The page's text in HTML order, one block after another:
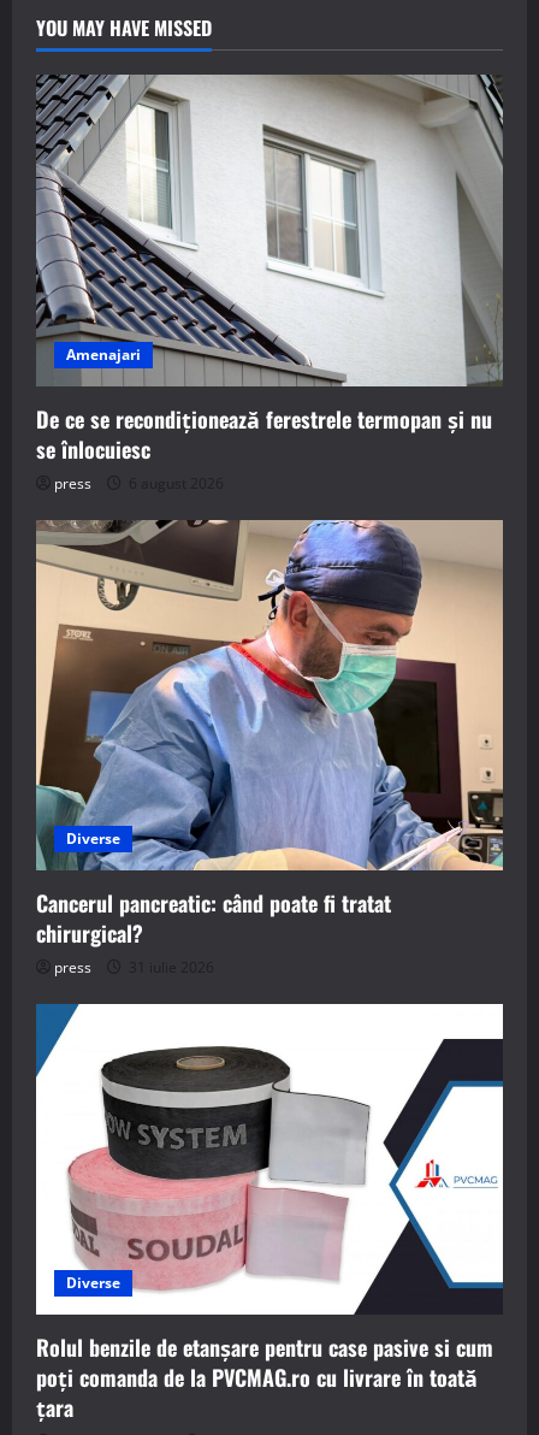
YOU MAY HAVE MISSED
Amenajari
De ce se recondiționează ferestrele termopan și nu
se înlocuiesc
press 6 august 2026
Diverse
Cancerul pancreatic: când poate fi tratat
chirurgical?
press 31 iulie 2026
Diverse
Rolul benzile de etanșare pentru case pasive si cum
poți comanda de la PVCMAG.ro cu livrare în toată
țara